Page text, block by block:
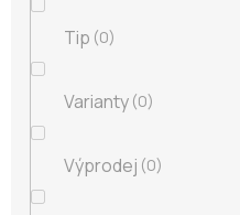
Tip 0
Varianty 0
Výprodej 0